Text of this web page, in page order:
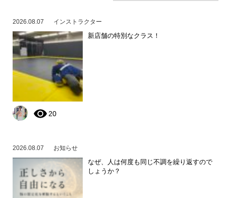
2026.08.07 インストラクター
新店舗の特別なクラス！
20
2026.08.07 お知らせ
なぜ、人は何度も同じ不調を繰り返すので
しょうか？